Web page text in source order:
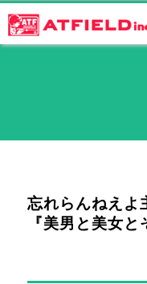
忘れらんねえ
『美男と美女